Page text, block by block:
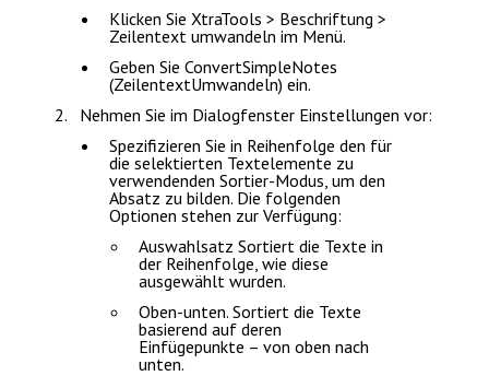
Klicken Sie XtraTools > Beschriftung >
Zeilentext umwandeln im Menü.
Geben SieConvertSimpleNotes
(ZeilentextUmwandeln) ein.
Nehmen Sie im Dialogfenster Einstellungen vor:
Spezifizieren Sie in Reihenfolge den für
die selektierten Textelemente zu
verwendenden Sortier-Modus, um den
Absatz zu bilden. Die folgenden
Optionen stehen zur Verfügung:
Auswahlsatz Sortiert die Texte in
der Reihenfolge, wie diese
ausgewählt wurden.
Oben-unten. Sortiert die Texte
basierend auf deren
Einfügepunkte – von oben nach
unten.